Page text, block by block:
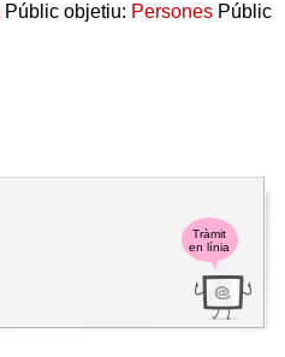
Públic objetiu: Persones Públic
Tràmit
en línia